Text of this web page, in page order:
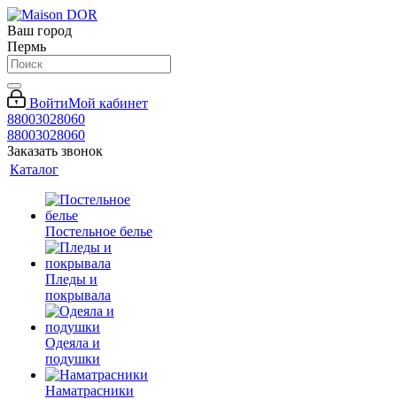
Ваш город
Пермь
ВойтиМой кабинет
88003028060
88003028060
Заказать звонок
Каталог
Постельное белье
Пледы и
покрывала
Одеяла и
подушки
Наматрасники